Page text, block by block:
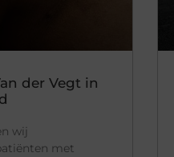
der Vegt in
wij
met